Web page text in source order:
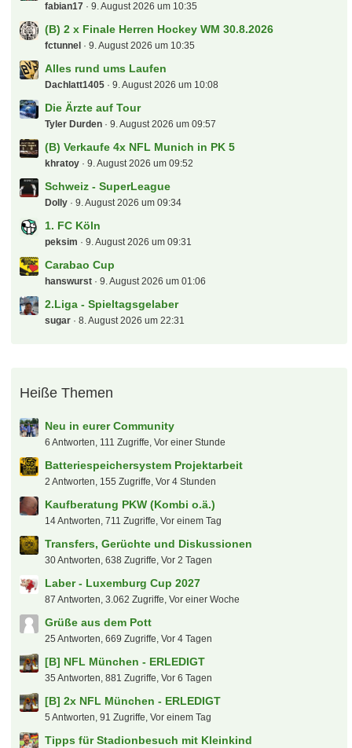
fabian17 9. August 2026 um 10:35
(B) 2 x Finale Herren Hockey WM 30.8.2026
fctunnel 9. August 2026 um 10:35
Alles rund ums Laufen
Dachlatt1405 9. August 2026 um 10:08
Die Ärzte auf Tour
Tyler Durden 9. August 2026 um 09:57
(B) Verkaufe 4x NFL Munich in PK 5
khratoy 9. August 2026 um 09:52
Schweiz - SuperLeague
Dolly 9. August 2026 um 09:34
1. FC Köln
peksim 9. August 2026 um 09:31
Carabao Cup
hanswurst 9. August 2026 um 01:06
2.Liga - Spieltagsgelaber
sugar 8. August 2026 um 22:31
Heiße Themen
Neu in eurer Community
6 Antworten, 111 Zugriffe, Vor einer Stunde
Batteriespeichersystem Projektarbeit
2 Antworten, 155 Zugriffe, Vor 4 Stunden
Kaufberatung PKW (Kombi o.ä.)
14 Antworten, 711 Zugriffe, Vor einem Tag
Transfers, Gerüchte und Diskussionen
30 Antworten, 638 Zugriffe, Vor 2 Tagen
Laber - Luxemburg Cup 2027
87 Antworten, 3.062 Zugriffe, Vor einer Woche
Grüße aus dem Pott
25 Antworten, 669 Zugriffe, Vor 4 Tagen
[B] NFL München - ERLEDIGT
35 Antworten, 881 Zugriffe, Vor 6 Tagen
[B] 2x NFL München - ERLEDIGT
5 Antworten, 91 Zugriffe, Vor einem Tag
Tipps für Stadionbesuch mit Kleinkind